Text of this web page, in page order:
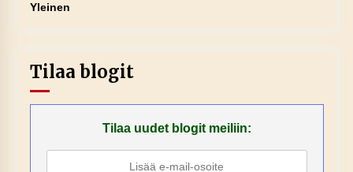
Yleinen
Tilaa blogit
Tilaa uudet blogit meiliin: